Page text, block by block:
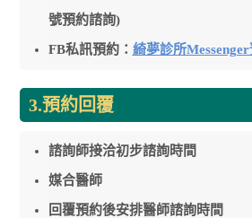
號預約諮詢)
FB私訊預約： 綺夢診所
3.預約回覆
諮詢師接洽初步諮詢時間
媒合醫師
回覆預約後安排醫師諮詢時間